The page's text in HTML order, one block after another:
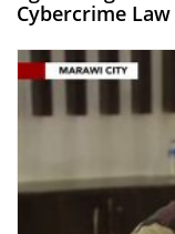
Cybercrime Law